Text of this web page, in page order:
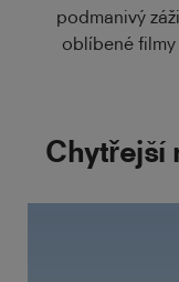
podmanivý
oblíbené
Chytřejší